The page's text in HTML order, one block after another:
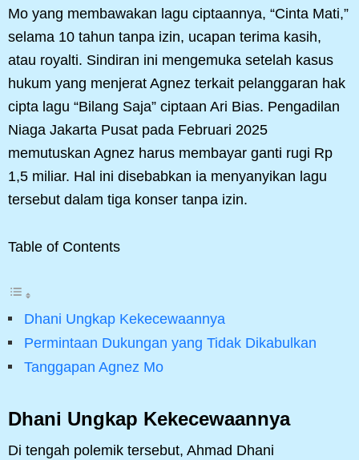
Mo yang membawakan lagu ciptaannya, “Cinta Mati,”
selama 10 tahun tanpa izin, ucapan terima kasih,
atau royalti. Sindiran ini mengemuka setelah kasus
hukum yang menjerat Agnez terkait pelanggaran hak
cipta lagu “Bilang Saja” ciptaan Ari Bias. Pengadilan
Niaga Jakarta Pusat pada Februari 2025
memutuskan Agnez harus membayar ganti rugi Rp
1,5 miliar. Hal ini disebabkan ia menyanyikan lagu
tersebut dalam tiga konser tanpa izin.
Table of Contents
Dhani Ungkap Kekecewaannya
Permintaan Dukungan yang Tidak Dikabulkan
Tanggapan Agnez Mo
Dhani Ungkap Kekecewaannya
Di tengah polemik tersebut, Ahmad Dhani